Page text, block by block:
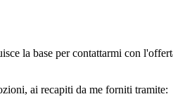
la base per contattarmi con
ai recapiti da me forniti tramite: